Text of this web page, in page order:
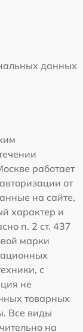
данных
работает
от
на сайте,
характер и
п. 2 ст. 437
марки
с
не
товарных
Все виды
на